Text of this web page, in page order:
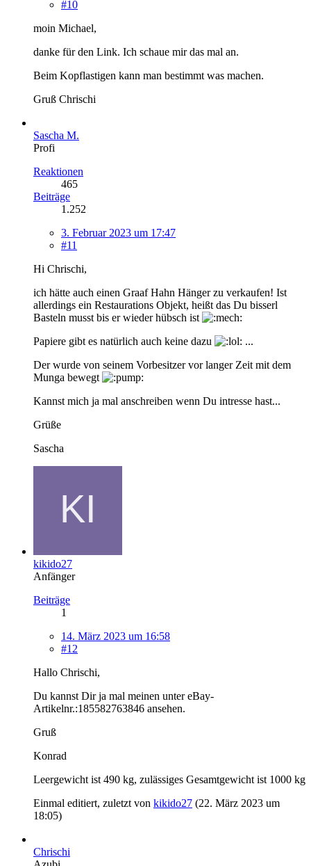
#10
moin Michael,
danke für den Link. Ich schaue mir das mal an.
Beim Kopflastigen kann man bestimmt was machen.
Gruß Chrischi
Sascha M.
Profi
Reaktionen
465
Beiträge
1.252
3. Februar 2023 um 17:47
#11
Hi Chrischi,
ich hätte auch einen Graaf Hahn Hänger zu verkaufen! Ist
allerdings ein Restaurations Objekt, heißt das Du bisserl
Basteln musst bis er wieder hübsch ist
Papiere gibt es natürlich auch keine dazu
...
Der wurde von seinem Vorbesitzer vor langer Zeit mit dem
Munga bewegt
Kannst mich ja mal anschreiben wenn Du intresse hast...
Grüße
Sascha
kikido27
Anfänger
Beiträge
1
14. März 2023 um 16:58
#12
Hallo Chrischi,
Du kannst Dir ja mal meinen unter eBay-
Artikelnr.:185582763846 ansehen.
Gruß
Konrad
Leergewicht ist 490 kg, zulässiges Gesamtgewicht ist 1000 kg
Einmal editiert, zuletzt von kikido27 (22. März 2023 um
18:05)
Chrischi